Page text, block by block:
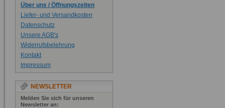
Über uns / Öffnungszeiten
Liefer- und Versandkosten
Datenschutz
Unsere AGB's
Widerrufsbelehrung
Kontakt
Impressum
NEWSLETTER
Melden Sie sich für unseren
Newsletter an: